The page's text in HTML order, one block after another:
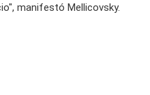
manifestó Mellicovsky.